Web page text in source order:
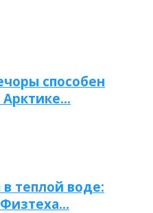
способен
Арктике…
теплой воде: